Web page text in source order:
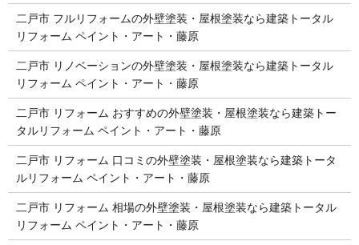
二戸市 フルリフォームの外壁塗装・屋根塗装なら建築トータル
リフォーム ペイント・アート・藤原
二戸市 リノベーションの外壁塗装・屋根塗装なら建築トータル
リフォーム ペイント・アート・藤原
二戸市 リフォーム おすすめの外壁塗装・屋根塗装なら建築トー
タルリフォーム ペイント・アート・藤原
二戸市 リフォーム 口コミの外壁塗装・屋根塗装なら建築トータ
ルリフォーム ペイント・アート・藤原
二戸市 リフォーム 相場の外壁塗装・屋根塗装なら建築トータル
リフォーム ペイント・アート・藤原